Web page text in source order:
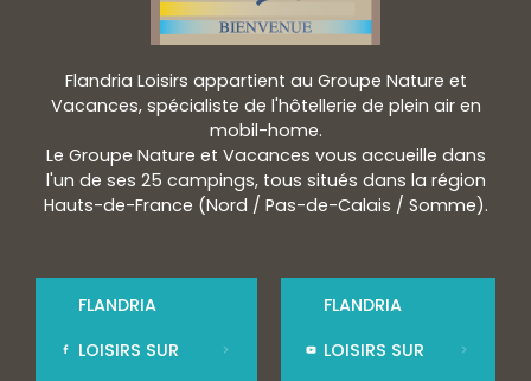
Flandria Loisirs appartient au Groupe Nature et
Vacances, spécialiste de l'hôtellerie de plein air en
mobil-home.
Le Groupe Nature et Vacances vous accueille dans
l'un de ses 25 campings, tous situés dans la région
Hauts-de-France (Nord / Pas-de-Calais / Somme).
FLANDRIA
LOISIRS SUR
FLANDRIA
LOISIRS SUR